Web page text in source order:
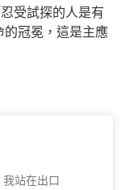
受試探的人是有
的冠冕，這是主應
站在出口